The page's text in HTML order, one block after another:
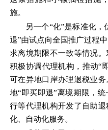
施。
另一个“化”是标准化，
退”由试点向全国推广过程
求离境期限不一致等情况。
积极协调代理机构，推动“
可在异地口岸办理退税业
地“即买即退”离境期限，
行等代理机构开发了自助
化、自动化服务。